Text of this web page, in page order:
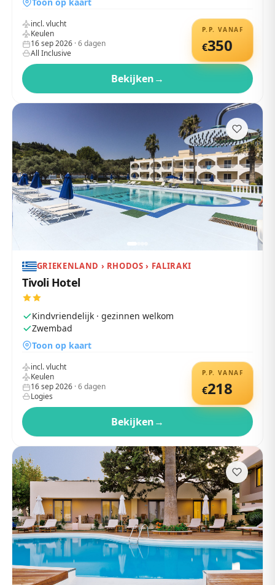
P.P. VANAF
€350
incl. vlucht
Keulen
16 sep 2026 ·6dagen
All Inclusive
Bekijken→
GRIEKENLAND › RHODOS › FALIRAKI
Tivoli Hotel
Kindvriendelijk · gezinnen welkom
Zwembad
Toon op kaart
P.P. VANAF
€218
incl. vlucht
Keulen
16 sep 2026 ·6dagen
Logies
Bekijken→